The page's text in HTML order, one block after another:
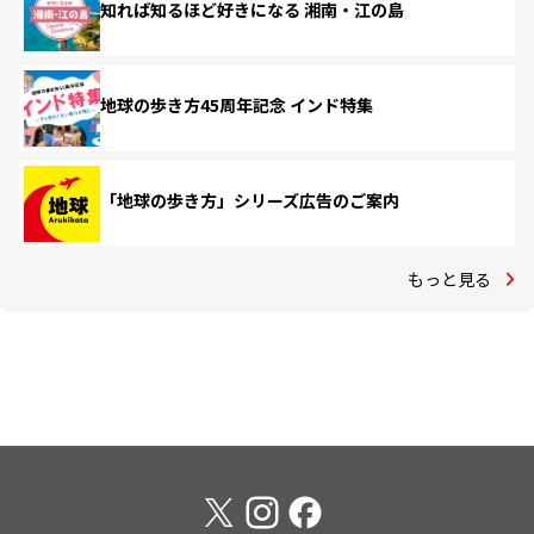
知れば知るほど好きになる 湘南・江の島
地球の歩き方45周年記念 インド特集
「地球の歩き方」シリーズ広告のご案内
もっと見る